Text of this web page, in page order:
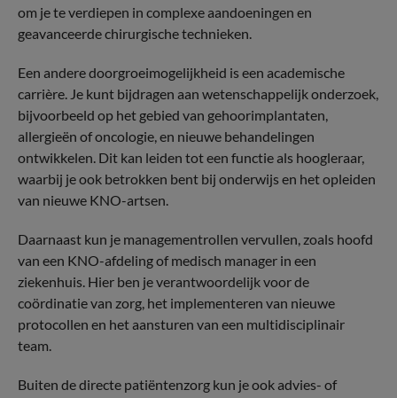
om je te verdiepen in complexe aandoeningen en
geavanceerde chirurgische technieken.
Een andere doorgroeimogelijkheid is een academische
carrière. Je kunt bijdragen aan wetenschappelijk onderzoek,
bijvoorbeeld op het gebied van gehoorimplantaten,
allergieën of oncologie, en nieuwe behandelingen
ontwikkelen. Dit kan leiden tot een functie als hoogleraar,
waarbij je ook betrokken bent bij onderwijs en het opleiden
van nieuwe KNO-artsen.
Daarnaast kun je managementrollen vervullen, zoals hoofd
van een KNO-afdeling of medisch manager in een
ziekenhuis. Hier ben je verantwoordelijk voor de
coördinatie van zorg, het implementeren van nieuwe
protocollen en het aansturen van een multidisciplinair
team.
Buiten de directe patiëntenzorg kun je ook advies- of